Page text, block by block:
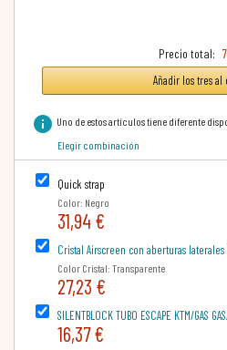
Precio total:
Añadir los tres al
info Uno de estos artículos tiene diferente
Elegir combinación
Quick strap
Color: Negro
31,94 €
Cristal Airscreen con aberturas
Color Cristal: Transparente
27,23 €
SILENTBLOCK TUBO ESCAPE KTM/GAS
16,37 €